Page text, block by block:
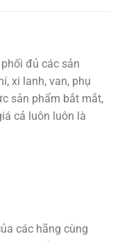
đủ các sản
xi lanh, van, phụ
sản phẩm bắt mắt,
cả luôn luôn là
các hãng cùng